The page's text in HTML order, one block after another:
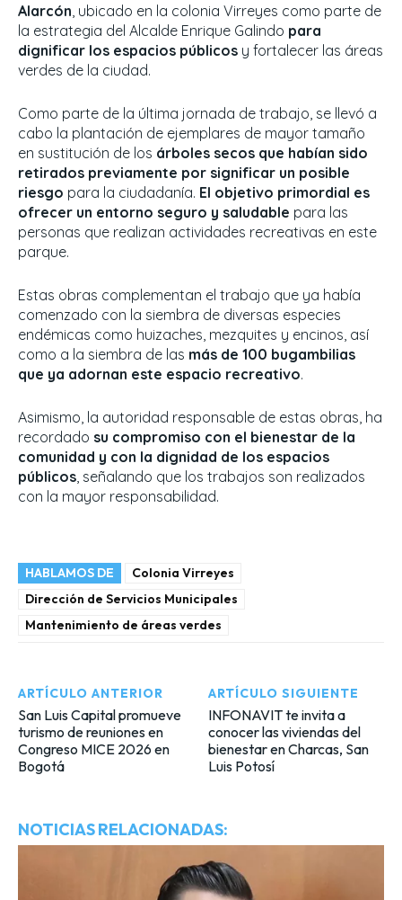
Alarcón, ubicado en la colonia Virreyes como parte de
la estrategia del Alcalde Enrique Galindo para
dignificar los espacios públicos y fortalecer las áreas
verdes de la ciudad.
Como parte de la última jornada de trabajo, se llevó a
cabo la plantación de ejemplares de mayor tamaño
en sustitución de los árboles secos que habían sido
retirados previamente por significar un posible
riesgo para la ciudadanía. El objetivo primordial es
ofrecer un entorno seguro y saludable para las
personas que realizan actividades recreativas en este
parque.
Estas obras complementan el trabajo que ya había
comenzado con la siembra de diversas especies
endémicas como huizaches, mezquites y encinos, así
como a la siembra de las más de 100 bugambilias
que ya adornan este espacio recreativo.
Asimismo, la autoridad responsable de estas obras, ha
recordado su compromiso con el bienestar de la
comunidad y con la dignidad de los espacios
públicos, señalando que los trabajos son realizados
con la mayor responsabilidad.
HABLAMOS DE
Colonia Virreyes
Dirección de Servicios Municipales
Mantenimiento de áreas verdes
ARTÍCULO ANTERIOR
San Luis Capital promueve
turismo de reuniones en
Congreso MICE 2026 en
Bogotá
ARTÍCULO SIGUIENTE
INFONAVIT te invita a
conocer las viviendas del
bienestar en Charcas, San
Luis Potosí
NOTICIAS RELACIONADAS: